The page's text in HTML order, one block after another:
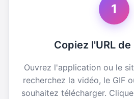
1
Copiez l'URL
Ouvrez l'application ou le
recherchez la vidéo, le GIF
souhaitez télécharger.